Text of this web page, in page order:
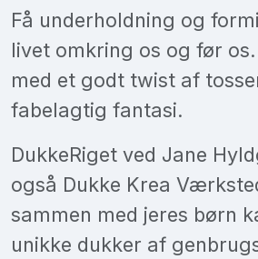
Få underholdning og
livet omkring os og før
med et godt twist af
fabelagtig fantasi.
DukkeRiget ved Jane
også Dukke Krea
sammen med jeres børn
unikke dukker af